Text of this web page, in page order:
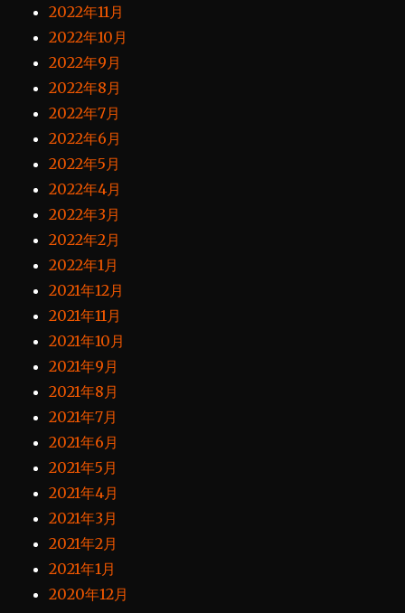
2022年11月
2022年10月
2022年9月
2022年8月
2022年7月
2022年6月
2022年5月
2022年4月
2022年3月
2022年2月
2022年1月
2021年12月
2021年11月
2021年10月
2021年9月
2021年8月
2021年7月
2021年6月
2021年5月
2021年4月
2021年3月
2021年2月
2021年1月
2020年12月